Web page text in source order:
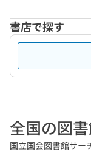
書店で探す
全国の図
国立国会図書館サー